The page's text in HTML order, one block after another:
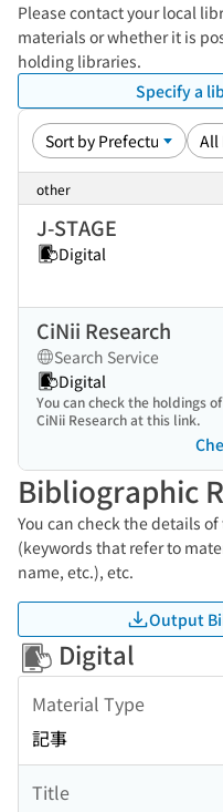
Please contact your local
materials or whether it is
holding libraries.
Specify a
other
J-STAGE
Digital
CiNii Research
Search Service
Digital
You can check the holdings
CiNii Research at this link.
Bibliographic
You can check the details
(keywords that refer to
name, etc.), etc.
Output
Digital
Material Type
記事
Title